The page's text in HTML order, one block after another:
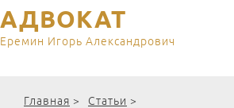
АДВОКАТ
Еремин Игорь Александрович
Главная > Статьи >